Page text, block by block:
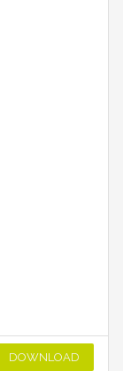
DOWNLOAD